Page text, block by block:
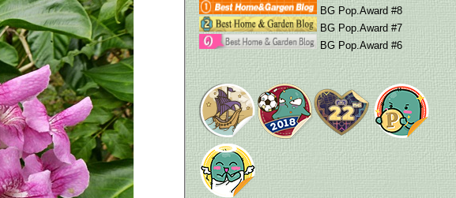
BG Pop.Award #8
BG Pop.Award #7
BG Pop.Award #6